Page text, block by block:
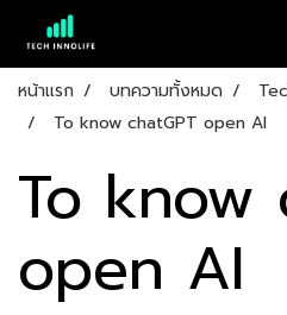
หน้าแรก บทความทั้งหมด
To know chatGPT open AI
To know
open AI